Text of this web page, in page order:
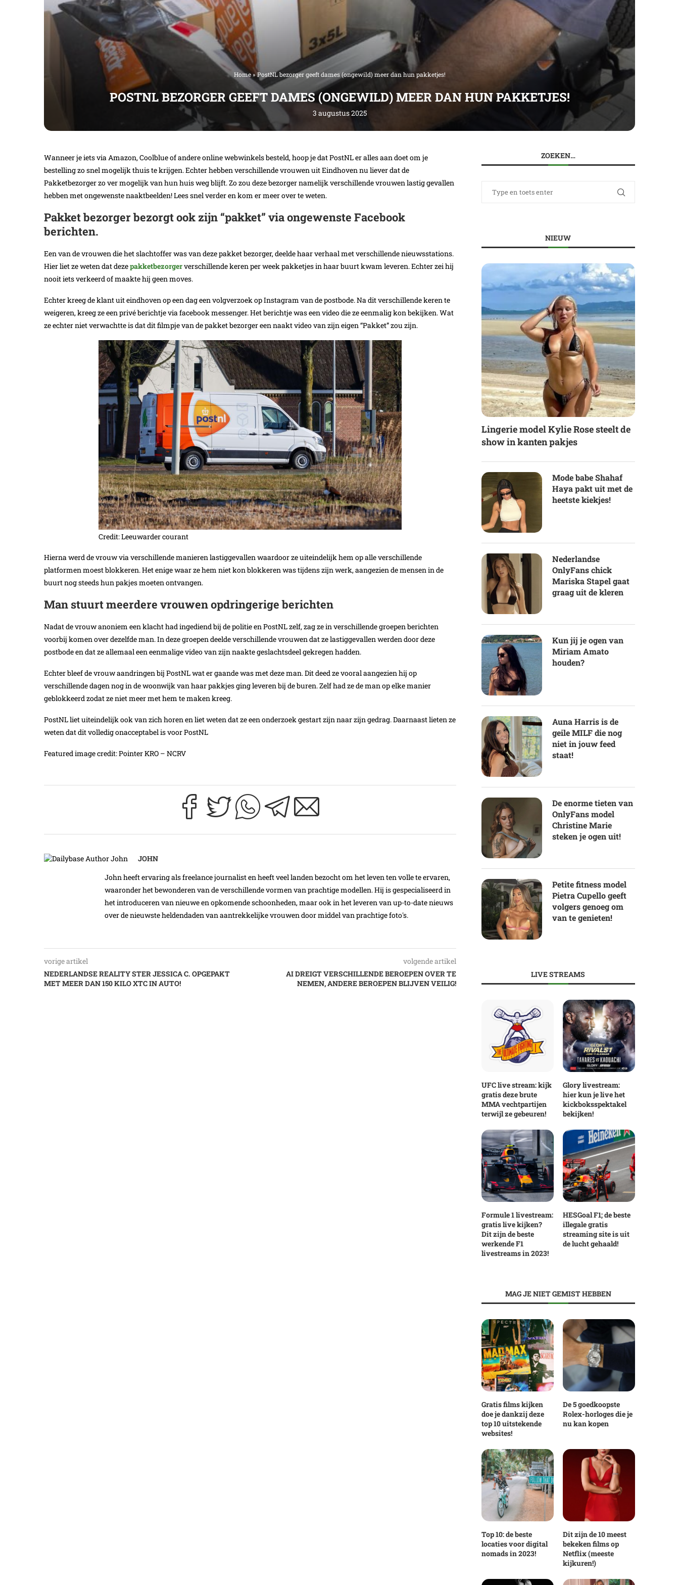
Home»PostNL bezorger geeft dames (ongewild) meer dan hun pakketjes!
POSTNL BEZORGER GEEFT DAMES (ONGEWILD) MEER DAN HUN PAKKETJES!
3 augustus 2025
Wanneer je iets via Amazon, Coolblue of andere online webwinkels besteld, hoop je dat PostNL er alles aan doet om je
bestelling zo snel mogelijk thuis te krijgen. Echter hebben verschillende vrouwen uit Eindhoven nu liever dat de
Pakketbezorger zo ver mogelijk van hun huis weg blijft. Zo zou deze bezorger namelijk verschillende vrouwen lastig gevallen
hebben met ongewenste naaktbeelden! Lees snel verder en kom er meer over te weten.
Pakket bezorger bezorgt ook zijn “pakket” via ongewenste Facebook
berichten.
Een van de vrouwen die het slachtoffer was van deze pakket bezorger, deelde haar verhaal met verschillende nieuwsstations.
Hier liet ze weten dat dezepakketbezorgerverschillende keren per week pakketjes in haar buurt kwam leveren. Echter zei hij
nooit iets verkeerd of maakte hij geen moves.
Echter kreeg de klant uit eindhoven op een dag een volgverzoek op Instagram van de postbode. Na dit verschillende keren te
weigeren, kreeg ze een privé berichtje via facebook messenger. Het berichtje was een video die ze eenmalig kon bekijken. Wat
ze echter niet verwachtte is dat dit filmpje van de pakket bezorger een naakt video van zijn eigen “Pakket” zou zijn.
Credit: Leeuwarder courant
Hierna werd de vrouw via verschillende manieren lastiggevallen waardoor ze uiteindelijk hem op alle verschillende
platformen moest blokkeren. Het enige waar ze hem niet kon blokkeren was tijdens zijn werk, aangezien de mensen in de
buurt nog steeds hun pakjes moeten ontvangen.
Man stuurt meerdere vrouwen opdringerige berichten
Nadat de vrouw anoniem een klacht had ingediend bij de politie en PostNL zelf, zag ze in verschillende groepen berichten
voorbij komen over dezelfde man. In deze groepen deelde verschillende vrouwen dat ze lastiggevallen werden door deze
postbode en dat ze allemaal een eenmalige video van zijn naakte geslachtsdeel gekregen hadden.
Echter bleef de vrouw aandringen bij PostNL wat er gaande was met deze man. Dit deed ze vooral aangezien hij op
verschillende dagen nog in de woonwijk van haar pakkjes ging leveren bij de buren. Zelf had ze de man op elke manier
geblokkeerd zodat ze niet meer met hem te maken kreeg.
PostNL liet uiteindelijk ook van zich horen en liet weten dat ze een onderzoek gestart zijn naar zijn gedrag. Daarnaast lieten ze
weten dat dit volledig onacceptabel is voor PostNL
Featured image credit: Pointer KRO – NCRV
JOHN
John heeft ervaring als freelance journalist en heeft veel landen bezocht om het leven ten volle te ervaren,
waaronder het bewonderen van de verschillende vormen van prachtige modellen. Hij is gespecialiseerd in
het introduceren van nieuwe en opkomende schoonheden, maar ook in het leveren van up-to-date nieuws
over de nieuwste heldendaden van aantrekkelijke vrouwen door middel van prachtige foto's.
vorige artikel
NEDERLANDSE REALITY STER JESSICA C. OPGEPAKT
MET MEER DAN 150 KILO XTC IN AUTO!
volgende artikel
AI DREIGT VERSCHILLENDE BEROEPEN OVER TE
NEMEN, ANDERE BEROEPEN BLIJVEN VEILIG!
ZOEKEN…
NIEUW
Lingerie model Kylie Rose steelt de
show in kanten pakjes
Mode babe Shahaf
Haya pakt uit met de
heetste kiekjes!
Nederlandse
OnlyFans chick
Mariska Stapel gaat
graag uit de kleren
Kun jij je ogen van
Miriam Amato
houden?
Auna Harris is de
geile MILF die nog
niet in jouw feed
staat!
De enorme tieten van
OnlyFans model
Christine Marie
steken je ogen uit!
Petite fitness model
Pietra Cupello geeft
volgers genoeg om
van te genieten!
LIVE STREAMS
UFC live stream: kijk
gratis deze brute
MMA vechtpartijen
terwijl ze gebeuren!
Glory livestream:
hier kun je live het
kickboksspektakel
bekijken!
Formule 1 livestream:
gratis live kijken?
Dit zijn de beste
werkende F1
livestreams in 2023!
HESGoal F1; de beste
illegale gratis
streaming site is uit
de lucht gehaald!
MAG JE NIET GEMIST HEBBEN
Gratis films kijken
doe je dankzij deze
top 10 uitstekende
websites!
De 5 goedkoopste
Rolex-horloges die je
nu kan kopen
Top 10: de beste
locaties voor digital
nomads in 2023!
Dit zijn de 10 meest
bekeken films op
Netflix (meeste
kijkuren!)